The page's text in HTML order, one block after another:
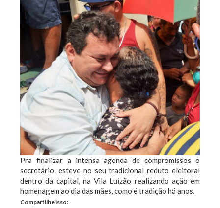
Pra finalizar a intensa agenda de compromissos o
secretário, esteve no seu tradicional reduto eleitoral
dentro da capital, na Vila Luizão realizando ação em
homenagem ao dia das mães, como é tradição há anos.
Compartilhe isso: